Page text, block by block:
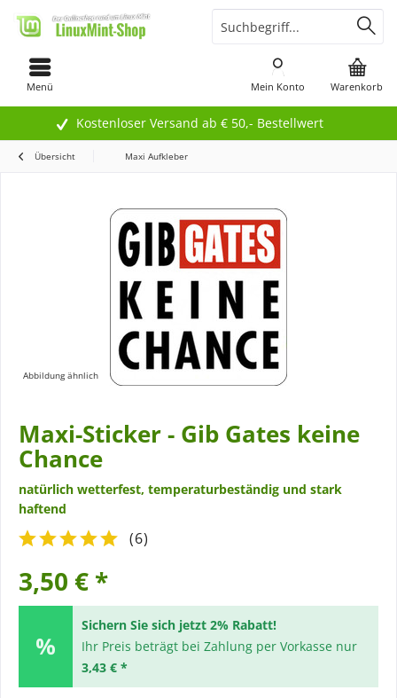
Kostenloser Versand ab € 50,- Bestellwert
Menü Warenkorb
Mein Konto
Übersicht Maxi Aufkleber
Abbildung ähnlich
Maxi-Sticker - Gib Gates keine
Chance
natürlich wetterfest, temperaturbeständig und stark
haftend
(6)
3,50 € *
Sichern Sie sich jetzt 2% Rabatt!
Ihr Preis beträgt bei Zahlung per Vorkasse nur
3,43 € *